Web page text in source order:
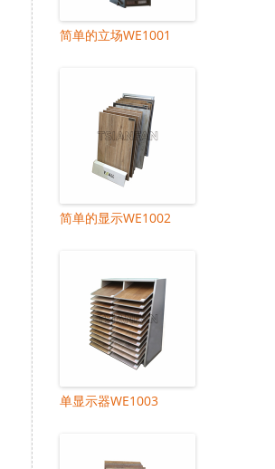
简单的立场WE1001
简单的显示WE1002
单显示器WE1003